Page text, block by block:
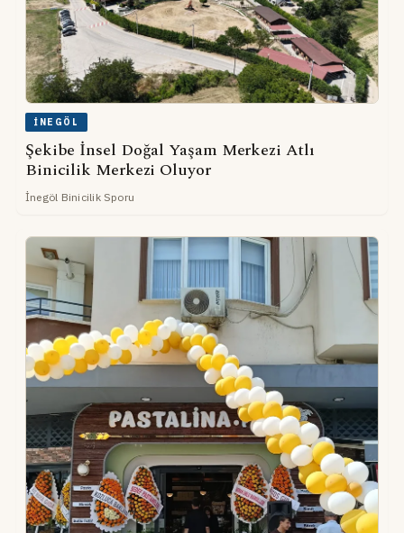
İNEGÖL
Şekibe İnsel Doğal Yaşam Merkezi Atlı
Binicilik Merkezi Oluyor
İnegöl Binicilik Sporu